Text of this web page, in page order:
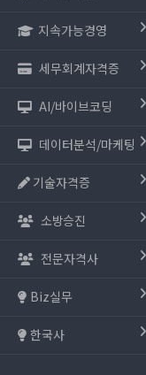
지속가능경영
세무회계자격증
AI/바이브코딩
데이터분석/마케팅
기술자격증
소방승진
전문자격사
Biz실무
한국사